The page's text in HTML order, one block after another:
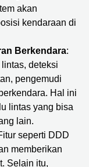
akan
kendaraan di
Berkendara:
deteksi
pengemudi
Hal ini
lintas yang bisa
lain.
seperti DDD
memberikan
Selain itu,